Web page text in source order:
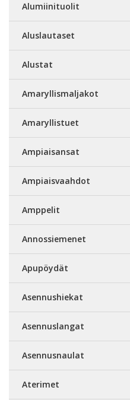
Alumiinituolit
Aluslautaset
Alustat
Amaryllismaljakot
Amaryllistuet
Ampiaisansat
Ampiaisvaahdot
Amppelit
Annossiemenet
Apupöydät
Asennushiekat
Asennuslangat
Asennusnaulat
Aterimet